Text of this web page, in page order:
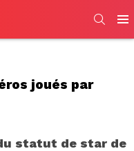
joués par
statut de star de